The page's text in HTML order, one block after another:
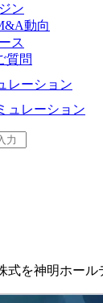
ン
動向
ス
質問
式を神明ホー